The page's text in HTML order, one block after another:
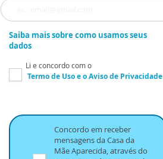
Saiba mais sobre como usamos seus
dados
Li e concordo com o
Termo de Usoe oAviso de Privacidade
Concordo em receber
mensagens da Casa da
Mãe Aparecida, através do